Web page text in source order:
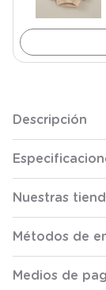
Descripción
Nuestras
Métodos de
Medios de